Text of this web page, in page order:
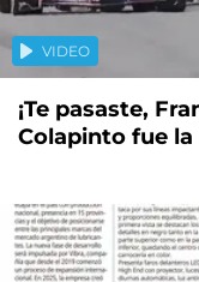
VIDEO
¡Te pasaste,
Colapinto fue